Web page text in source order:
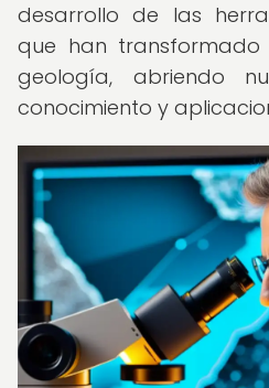
desarrollo de las
que han
geología, abriendo
conocimiento y